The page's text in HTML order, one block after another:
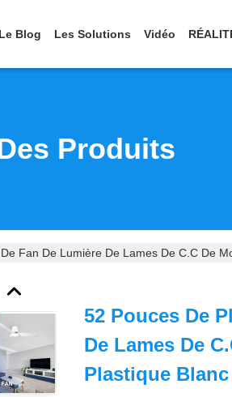
Le Blog Les Solutions Vidéo
Produits
Fan De Lumière De Lames De C.C De
52 Pouces De
De Lames De
Plastique